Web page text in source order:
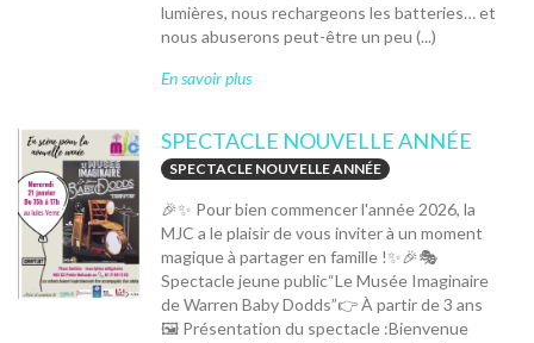
lumières, nous rechargeons les batteries… et
nous abuserons peut-être un peu (...)
En savoir plus
SPECTACLE NOUVELLE ANNÉE
SPECTACLE NOUVELLE ANNÉE
🎉✨ Pour bien commencer l'année 2026, la
MJC a le plaisir de vous inviter à un moment
magique à partager en famille !✨🎉🎭
Spectacle jeune public“Le Musée Imaginaire
de Warren Baby Dodds”👉 À partir de 3 ans
🖼️ Présentation du spectacle :Bienvenue